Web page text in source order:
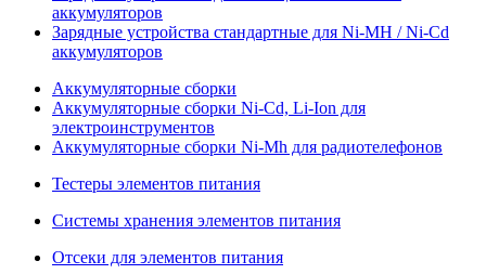
аккумуляторов
Зарядные устройства стандартные для Ni-MH / Ni-Cd
аккумуляторов
Аккумуляторные сборки
Аккумуляторные сборки Ni-Cd, Li-Ion для
электроинструментов
Аккумуляторные сборки Ni-Mh для радиотелефонов
Тестеры элементов питания
Системы хранения элементов питания
Отсеки для элементов питания